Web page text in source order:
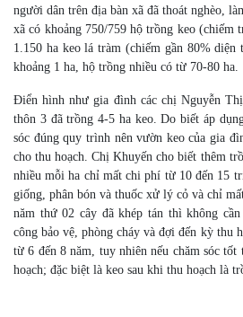
người dân trên địa bàn xã đã thoát nghèo,
xã có khoảng 750/759 hộ trồng keo (chiếm
1.150 ha keo lá tràm (chiếm gần 80%
khoảng 1 ha, hộ trồng nhiều có từ 70-80 ha.
Điển hình như gia đình các chị Nguyễn
thôn 3 đã trồng 4-5 ha keo. Do biết áp
sóc đúng quy trình nên vườn keo của gia
cho thu hoạch. Chị Khuyến cho biết thêm
nhiều mỗi ha chỉ mất chi phí từ 10 đến 15
giống, phân bón và thuốc xử lý cỏ và chỉ
năm thứ 02 cây đã khép tán thì không
công bảo vệ, phòng cháy và đợi đến kỳ thu
từ 6 đến 8 năm, tuy nhiên nếu chăm sóc
hoạch; đặc biệt là keo sau khi thu hoạch là